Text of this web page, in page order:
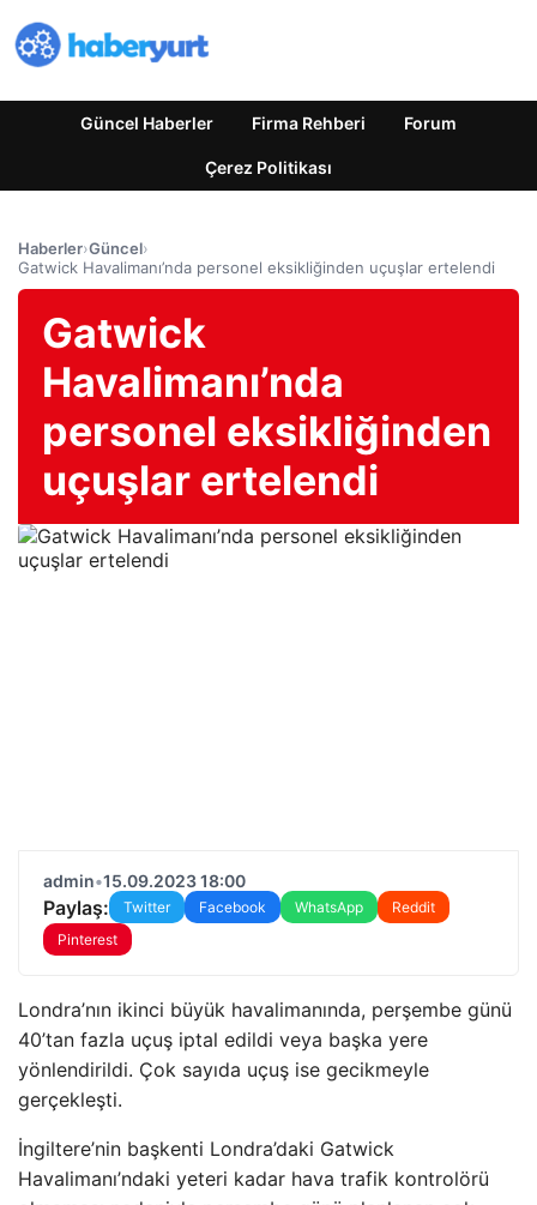
Güncel Haberler Firma Rehberi Forum
Çerez Politikası
Haberler›Güncel›
Gatwick Havalimanı’nda personel eksikliğinden uçuşlar ertelendi
Gatwick
Havalimanı’nda
personel eksikliğinden
uçuşlar ertelendi
admin•15.09.2023 18:00
Paylaş: Twitter Facebook WhatsApp
Reddit
Pinterest
Londra’nın ikinci büyük havalimanında, perşembe günü
40’tan fazla uçuş iptal edildi veya başka yere
yönlendirildi. Çok sayıda uçuş ise gecikmeyle
gerçekleşti.
İngiltere’nin başkenti Londra’daki Gatwick
Havalimanı’ndaki yeteri kadar hava trafik kontrolörü